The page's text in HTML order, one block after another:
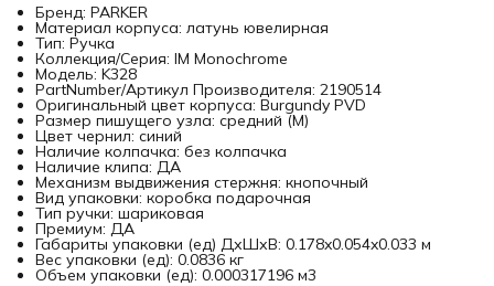
Бренд: PARKER
Материал корпуса: латунь ювелирная
Тип: Ручка
Коллекция/Серия: IM Monochrome
Модель: K328
PartNumber/Артикул Производителя: 2190514
Оригинальный цвет корпуса: Burgundy PVD
Размер пишущего узла: средний (M)
Цвет чернил: синий
Наличие колпачка: без колпачка
Наличие клипа: ДА
Механизм выдвижения стержня: кнопочный
Вид упаковки: коробка подарочная
Тип ручки: шариковая
Премиум: ДА
Габариты упаковки (ед) ДхШхВ: 0.178x0.054x0.033 м
Вес упаковки (ед): 0.0836 кг
Объем упаковки (ед): 0.000317196 м3